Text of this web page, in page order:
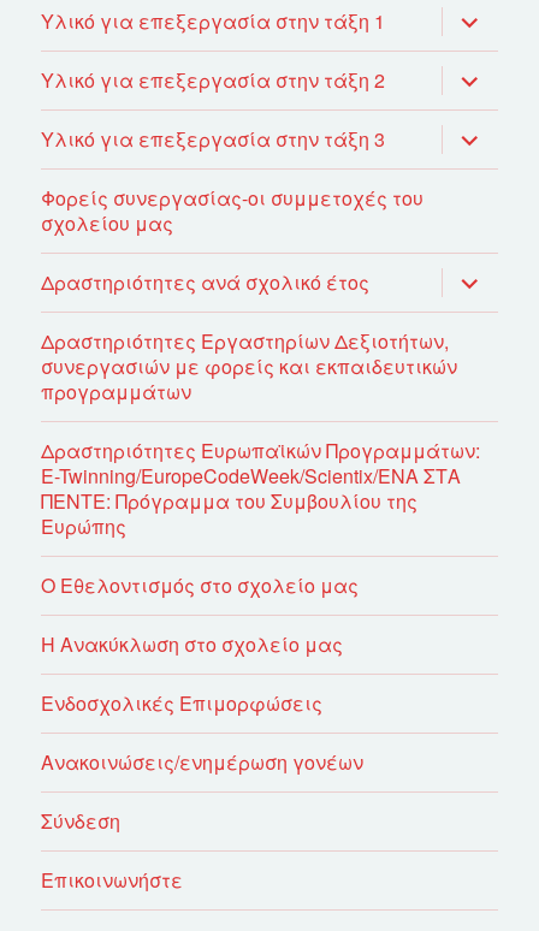
Υλικό για επεξεργασία στην τάξη 1 του
μενού
Υλικό για επεξεργασία στην τάξη 2 του
μενού
Υλικό για επεξεργασία στην τάξη 3 του
μενού
Φορείς συνεργασίας-οι συμμετοχές του
σχολείου μας
Δραστηριότητες ανά σχολικό έτος του
μενού
Δραστηριότητες Εργαστηρίων Δεξιοτήτων,
συνεργασιών με φορείς και εκπαιδευτικών
προγραμμάτων
Δραστηριότητες Ευρωπαϊκών Προγραμμάτων:
E-Twinning/EuropeCodeWeek/Scientix/ΕΝΑ ΣΤΑ
ΠΕΝΤΕ: Πρόγραμμα του Συμβουλίου της
Ευρώπης
Ο Εθελοντισμός στο σχολείο μας
Η Ανακύκλωση στο σχολείο μας
Ενδοσχολικές Επιμορφώσεις
Ανακοινώσεις/ενημέρωση γονέων
Σύνδεση
Επικοινωνήστε